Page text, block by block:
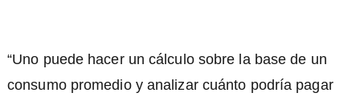
“Uno puede hacer un cálculo sobre la base de un
consumo promedio y analizar cuánto podría pagar